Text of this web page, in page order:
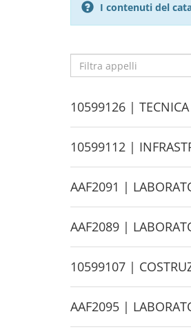
I contenuti del
H
i
d
e
10599126 |
H
i
d
e
10599112 |
H
i
d
e
AAF2091 |
H
i
d
e
AAF2089 |
H
i
d
e
10599107 |
H
i
AAF2095 |